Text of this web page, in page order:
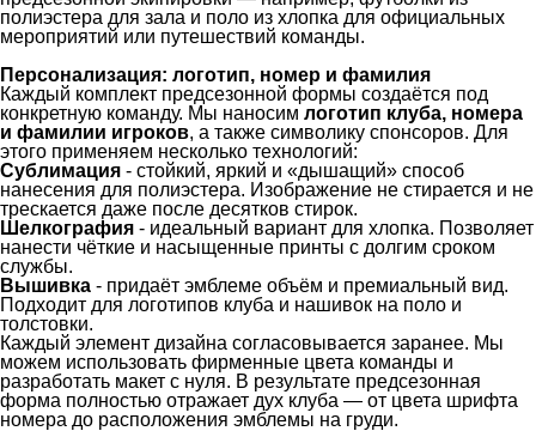
полиэстера для зала и поло из хлопка для официальных
мероприятий или путешествий команды.
Персонализация: логотип, номер и фамилия
Каждый комплект предсезонной формы создаётся под
конкретную команду. Мы наносим логотип клуба, номера
и фамилии игроков, а также символику спонсоров. Для
этого применяем несколько технологий:
Сублимация - стойкий, яркий и «дышащий» способ
нанесения для полиэстера. Изображение не стирается и не
трескается даже после десятков стирок.
Шелкография - идеальный вариант для хлопка. Позволяет
нанести чёткие и насыщенные принты с долгим сроком
службы.
Вышивка - придаёт эмблеме объём и премиальный вид.
Подходит для логотипов клуба и нашивок на поло и
толстовки.
Каждый элемент дизайна согласовывается заранее. Мы
можем использовать фирменные цвета команды и
разработать макет с нуля. В результате предсезонная
форма полностью отражает дух клуба — от цвета шрифта
номера до расположения эмблемы на груди.